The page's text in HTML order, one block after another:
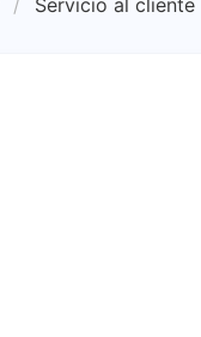
Servicio al cliente